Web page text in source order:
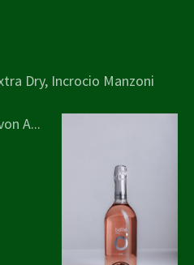
Dry, Incrocio Manzoni
A...